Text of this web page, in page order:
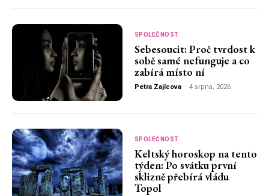
SPOLEČNOST
Sebesoucit: Proč tvrdost k
sobě samé nefunguje a co
zabírá místo ní
Petra Zajícova - 4 srpna, 2026
SPOLEČNOST
Keltský horoskop na tento
týden: Po svátku první
sklizně přebírá vládu
Topol